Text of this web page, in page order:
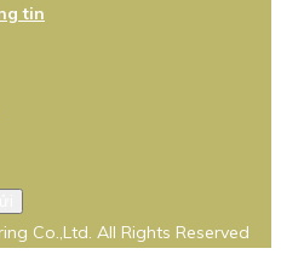
tin
Co.,Ltd. All Rights Reserved